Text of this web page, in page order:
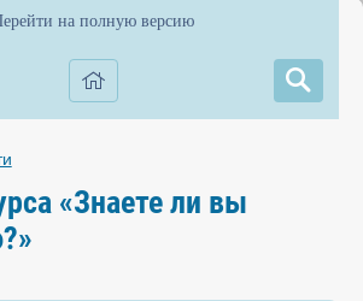
на полную версию
«Знаете ли вы